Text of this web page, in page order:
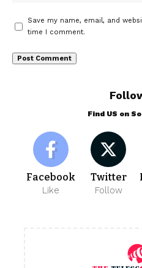
Save my name, email, and
time I comment.
Find US on
Facebook
Like
Twitter
Follow